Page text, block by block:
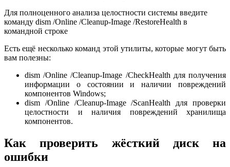
Для полноценного анализа целостности системы введите
команду dism /Online /Cleanup-Image /RestoreHealth в
командной строке
Есть ещё несколько команд этой утилиты, которые могут быть
вам полезны:
dism /Online /Cleanup-Image /CheckHealth для получения
информации о состоянии и наличии повреждений
компонентов Windows;
dism /Online /Cleanup-Image /ScanHealth для проверки
целостности и наличия повреждений хранилища
компонентов.
Как проверить жёсткий диск на
ошибки